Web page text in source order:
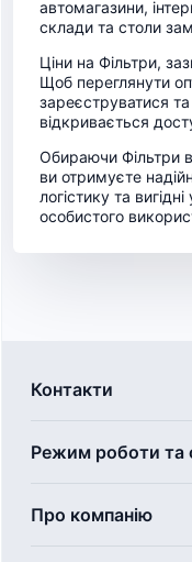
автомагазини,
склади та столи
Ціни на Фільтри,
Щоб переглянути
зареєструватися
відкривається
Обираючи Фільтри
ви отримуєте
логістику та
особистого
Контакти
Режим роботи та
Про компанію